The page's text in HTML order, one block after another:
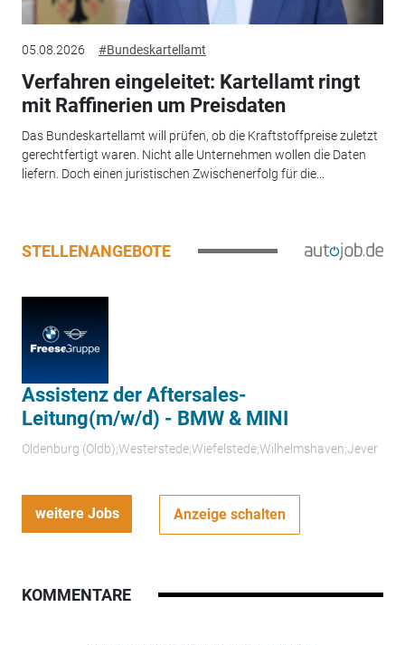
05.08.2026 #Bundeskartellamt
Verfahren eingeleitet: Kartellamt ringt
mit Raffinerien um Preisdaten
Das Bundeskartellamt will prüfen, ob die Kraftstoffpreise zuletzt
gerechtfertigt waren. Nicht alle Unternehmen wollen die Daten
liefern. Doch einen juristischen Zwischenerfolg für die...
STELLENANGEBOTE
Assistenz der Aftersales-
Leitung(m/w/d) - BMW & MINI
Oldenburg (Oldb);Westerstede;Wiefelstede;Wilhelmshaven;Jever
weitere Jobs Anzeige schalten
KOMMENTARE